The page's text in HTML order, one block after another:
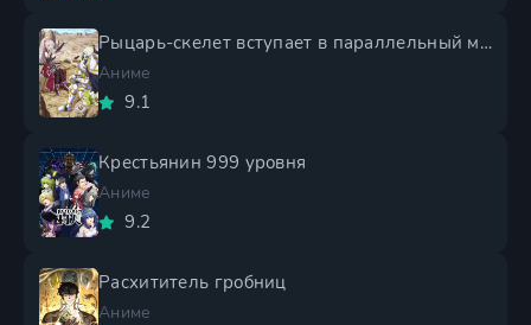
Рыцарь-скелет вступает в параллельный мир 2 сезон
Аниме
9.1
Крестьянин 999 уровня
Аниме
9.2
Расхититель гробниц
Аниме